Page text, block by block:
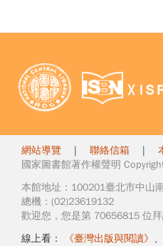
網站導覽 | 聯絡信箱 |
國家圖書館著作權聲明
本館地址：100201臺北市中山
總機：(02)23619132
歡迎您，您是第 70656815 位
線上看：
《臺灣出版與閱讀》 、